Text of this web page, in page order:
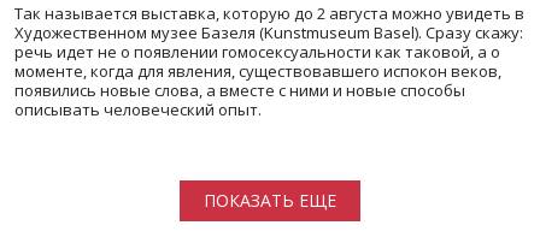
Так называется выставка, которую до 2 августа можно увидеть в
Художественном музее Базеля (Kunstmuseum Basel). Сразу скажу:
речь идет не о появлении гомосексуальности как таковой, а о
моменте, когда для явления, существовавшего испокон веков,
появились новые слова, а вместе с ними и новые способы
описывать человеческий опыт.
ПОКАЗАТЬ ЕЩЕ